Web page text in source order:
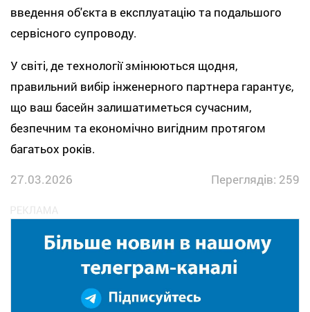
введення об'єкта в експлуатацію та подальшого
сервісного супроводу.
У світі, де технології змінюються щодня,
правильний вибір інженерного партнера гарантує,
що ваш басейн залишатиметься сучасним,
безпечним та економічно вигідним протягом
багатьох років.
27.03.2026
Переглядів: 259